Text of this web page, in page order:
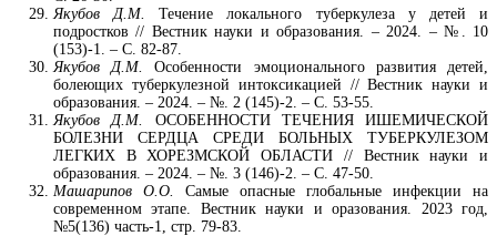
Якубов Д.М.
Течение локального туберкулеза у детей и
подростков // Вестник науки и образования. – 2024. – №. 10
(153)-1. – С. 82-87.
Якубов Д.М.
Особенности эмоционального развития детей,
болеющих туберкулезной интоксикацией // Вестник науки и
образования. – 2024. – №. 2 (145)-2. – С. 53-55.
Якубов Д.М.
ОСОБЕННОСТИ ТЕЧЕНИЯ ИШЕМИЧЕСКОЙ
БОЛЕЗНИ СЕРДЦА СРЕДИ БОЛЬНЫХ ТУБЕРКУЛЕЗОМ
ЛЕГКИХ В ХОРЕЗМСКОЙ ОБЛАСТИ // Вестник науки и
образования. – 2024. – №. 3 (146)-2. – С. 47-50.
Машарипов О.О.
Самые опасные глобальные инфекции на
современном этапе. Вестник науки и оразования. 2023 год,
№5(136) часть-1, стр. 79-83.